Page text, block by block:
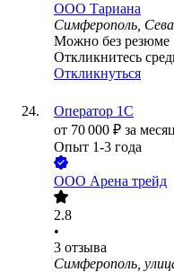
ООО Тариана
Симферополь,
Можно без резюме
Откликнитесь
Откликнуться
Оператор 1С
от 70 000 ₽ за
Опыт 1-3 года
ООО Арена трейд
2.8
•
3 отзыва
Симферополь,